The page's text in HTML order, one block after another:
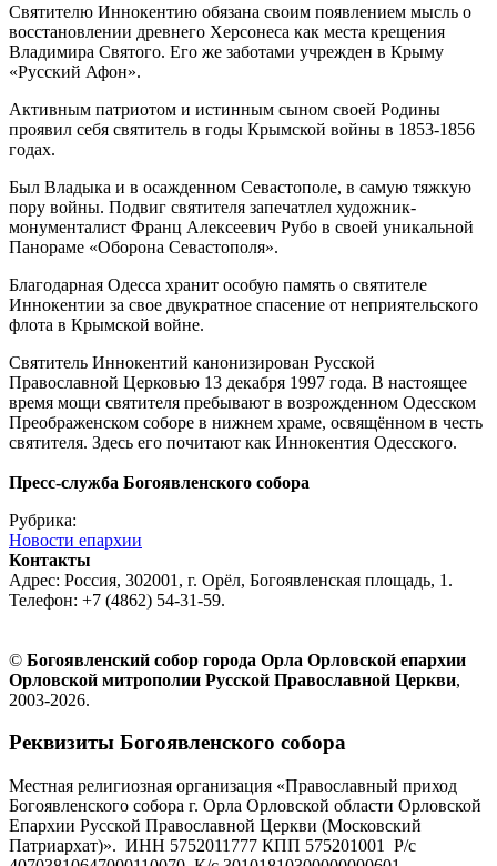
Святителю Иннокентию обязана своим появлением мысль о
восстановлении древнего Херсонеса как места крещения
Владимира Святого. Его же заботами учрежден в Крыму
«Русский Афон».
Активным патриотом и истинным сыном своей Родины
проявил себя святитель в годы Крымской войны в 1853-1856
годах.
Был Владыка и в осажденном Севастополе, в самую тяжкую
пору войны. Подвиг святителя запечатлел художник-
монументалист Франц Алексеевич Рубо в своей уникальной
Панораме «Оборона Севастополя».
Благодарная Одесса хранит особую память о святителе
Иннокентии за свое двукратное спасение от неприятельского
флота в Крымской войне.
Святитель Иннокентий канонизирован Русской
Православной Церковью 13 декабря 1997 года. В настоящее
время мощи святителя пребывают в возрожденном Одесском
Преображенском соборе в нижнем храме, освящённом в честь
святителя. Здесь его почитают как Иннокентия Одесского.
Пресс-служба Богоявленского собора
Рубрика:
Новости епархии
Контакты
Адрес: Россия, 302001, г. Орёл, Богоявленская площадь, 1.
Телефон: +7 (4862) 54-31-59.
© Богоявленский собор города Орла Орловской епархии
Орловской митрополии Русской Православной Церкви,
2003-2026.
Реквизиты Богоявленского собора
Местная религиозная организация «Православный приход
Богоявленского собора г. Орла Орловской области Орловской
Епархии Русской Православной Церкви (Московский
Патриархат)». ИНН 5752011777 КПП 575201001 Р/с